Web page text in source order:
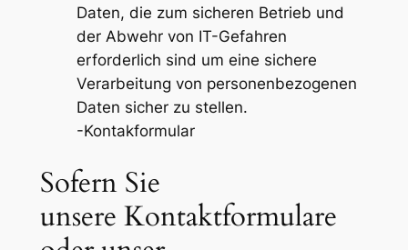
Daten, die zum sicheren Betrieb und
der Abwehr von IT-Gefahren
erforderlich sind um eine sichere
Verarbeitung von personenbezogenen
Daten sicher zu stellen.
-Kontakformular
Sofern Sie
unsere Kontaktformulare